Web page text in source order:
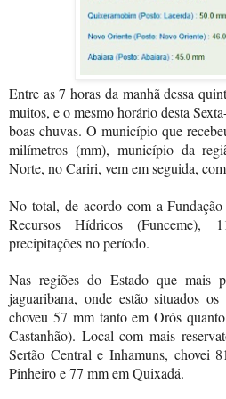
Entre as 7 horas da manhã dessa
muitos, e o mesmo horário desta
boas chuvas. O município que
milímetros (mm), município da
Norte, no Cariri, vem em seguida,
No total, de acordo com a
Recursos Hídricos (Funceme),
precipitações no período.
Nas regiões do Estado que mais
jaguaribana, onde estão situados
choveu 57 mm tanto em Orós
Castanhão). Local com mais
Sertão Central e Inhamuns, chovei
Pinheiro e 77 mm em Quixadá.